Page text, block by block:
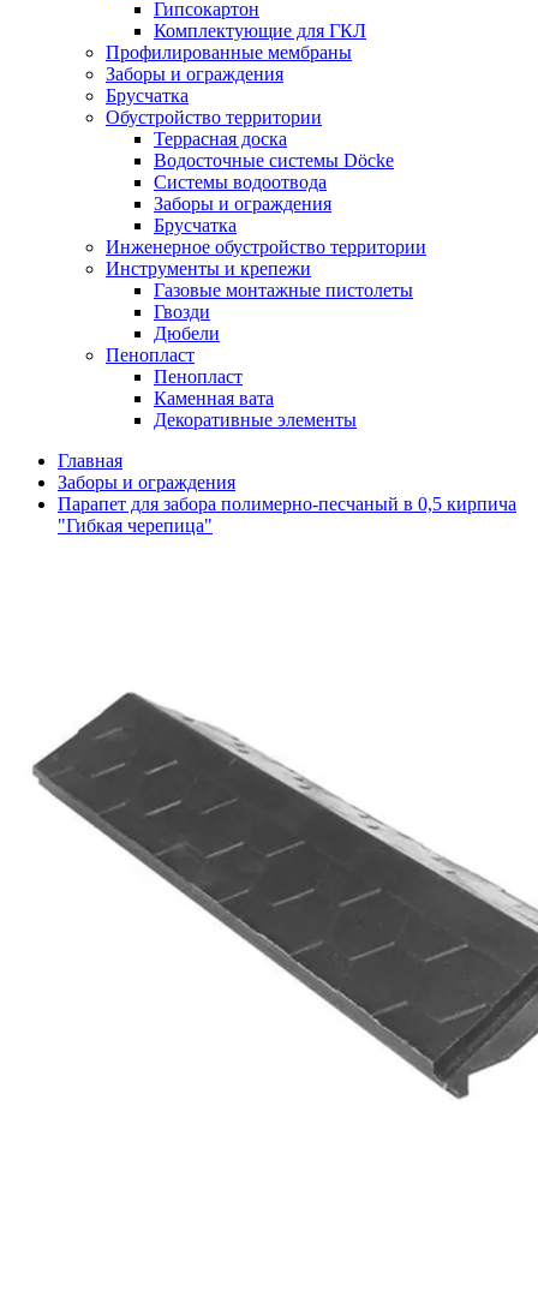
Гипсокартон
Комплектующие для ГКЛ
Профилированные мембраны
Заборы и ограждения
Брусчатка
Обустройство территории
Террасная доска
Водосточные системы Döcke
Системы водоотвода
Заборы и ограждения
Брусчатка
Инженерное обустройство территории
Инструменты и крепежи
Газовые монтажные пистолеты
Гвозди
Дюбели
Пенопласт
Пенопласт
Каменная вата
Декоративные элементы
Главная
Заборы и ограждения
Парапет для забора полимерно-песчаный в 0,5 кирпича
"Гибкая черепица"